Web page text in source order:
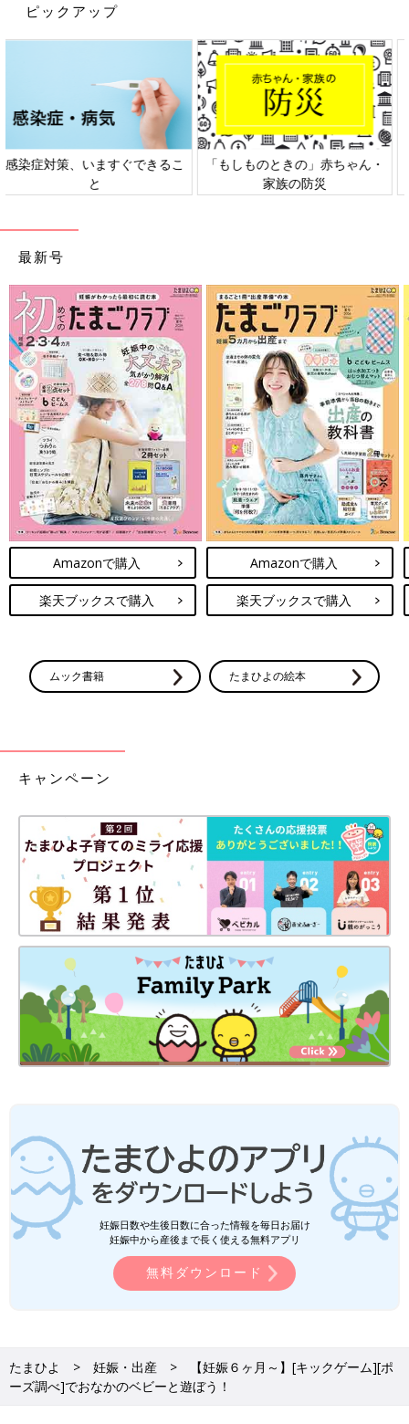
ピックアップ
日本外来小児科学会リーフレッ
ト検討会
六星占術 細木かおりさんの人生
相談
最新号
Amazonで購入
楽天ブックスで購入
Amazonで購入
楽天ブックスで購入
ムック書籍 たまひよの絵本
キャンペーン
妊娠日数や生後日数に合った情報を毎日お届け
妊娠中から産後まで長く使える無料アプリ
無料ダウンロード
たまひよ 妊娠・出産
【妊娠６ヶ月～】[キックゲーム][ポ
ーズ調べ]でおなかのベビーと遊ぼう！